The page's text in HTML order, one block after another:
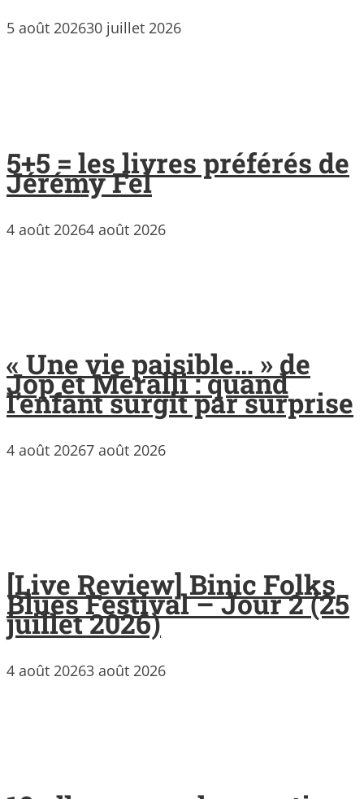
5 août 202630 juillet 2026
5+5 = les livres préférés de
Jérémy Fel
4 août 20264 août 2026
« Une vie paisible… » de
Jop et Meralli : quand
l’enfant surgit par surprise
4 août 20267 août 2026
[Live Review] Binic Folks
Blues Festival – Jour 2 (25
juillet 2026)
4 août 20263 août 2026